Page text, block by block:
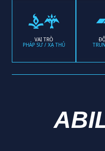
VAI TRÒ
PHÁP SƯ / XẠ THỦ